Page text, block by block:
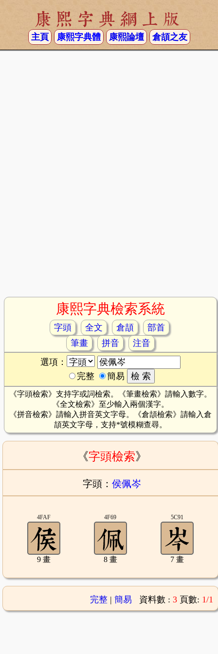
康熙字典網上版
主頁 康熙字典體 康熙論壇 倉頡之友
康熙字典檢索系統
字頭 全文 倉頡
部首
筆畫
拼音
注音
選項：
完整
簡易
《字頭檢索》支持字或詞檢索。《筆畫檢索》請輸入數字。
《全文檢索》至少輸入兩個漢字。
《拼音檢索》請輸入拼音英文字母。《倉頡檢索》請輸入倉
頡英文字母，支持*號模糊查尋。
《字頭檢索》
字頭： 侯佩岑
4FAF
9 畫
4F69
8 畫
5C91
7 畫
完整| 簡易 資料數 : 3 頁數: 1/1